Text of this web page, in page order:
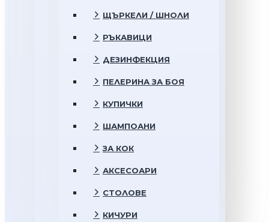
ЩЪРКЕЛИ / ШНОЛИ
РЪКАВИЦИ
ДЕЗИНФЕКЦИЯ
ПЕЛЕРИНА ЗА БОЯ
КУПИЧКИ
ШАМПОАНИ
ЗА КОК
АКСЕСОАРИ
СТОЛОВЕ
КИЧУРИ